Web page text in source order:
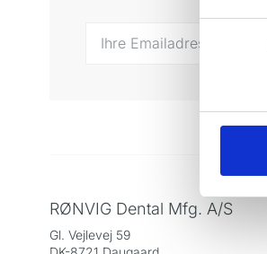
Selection
RØNVIG Dental Mfg. A/S
Gl. Vejlevej 59